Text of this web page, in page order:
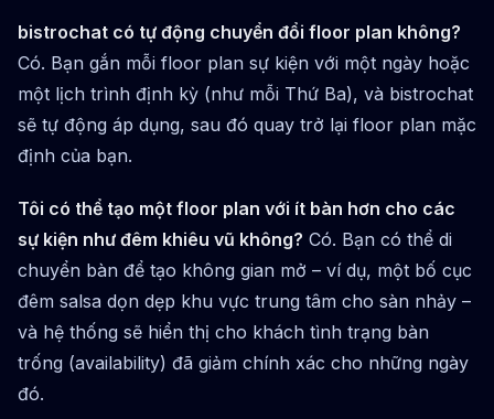
bistrochat có tự động chuyển đổi floor plan không?
Có. Bạn gắn mỗi floor plan sự kiện với một ngày hoặc
một lịch trình định kỳ (như mỗi Thứ Ba), và bistrochat
sẽ tự động áp dụng, sau đó quay trở lại floor plan mặc
định của bạn.
Tôi có thể tạo một floor plan với ít bàn hơn cho các
sự kiện như đêm khiêu vũ không? Có. Bạn có thể di
chuyển bàn để tạo không gian mở – ví dụ, một bố cục
đêm salsa dọn dẹp khu vực trung tâm cho sàn nhảy –
và hệ thống sẽ hiển thị cho khách tình trạng bàn
trống (availability) đã giảm chính xác cho những ngày
đó.